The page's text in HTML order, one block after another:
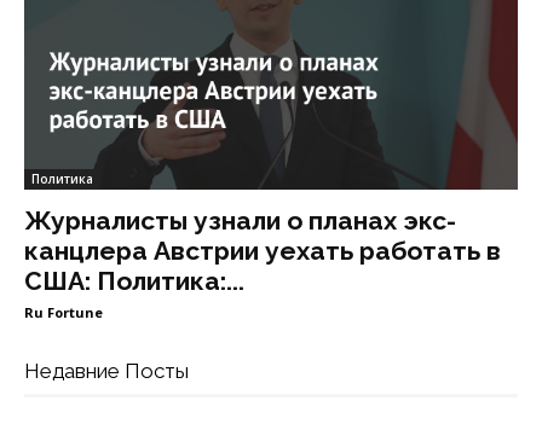
Политика
Журналисты узнали о планах экс-
канцлера Австрии уехать работать в
США: Политика:...
Ru Fortune
Недавние Посты